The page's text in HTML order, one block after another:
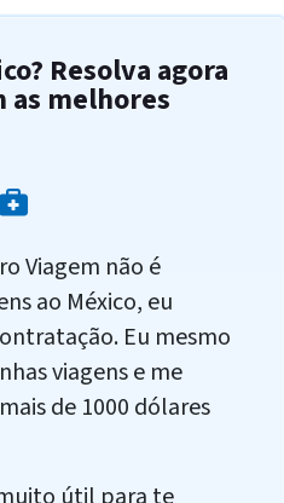
Resolva agora
as melhores
Viagem não é
ao México, eu
Eu mesmo
viagens e me
de 1000 dólares